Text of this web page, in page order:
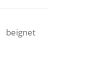
beignet